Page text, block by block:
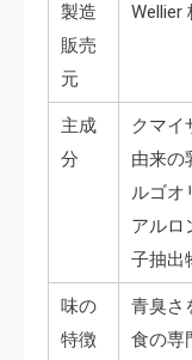
製造
販売
元
Wellier
主成
分
クマイ
由来の
ルゴオ
アルロ
子抽出
味の
特徴
青臭さ
食の専